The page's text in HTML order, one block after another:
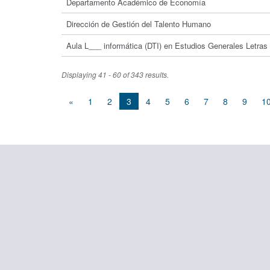
Dirección de Gestión del Talento Humano
Aula L___ informática (DTI) en Estudios Generales Letras
Displaying 41 - 60 of 343 results.
« 1 2 3 4 5 6 7 8 9